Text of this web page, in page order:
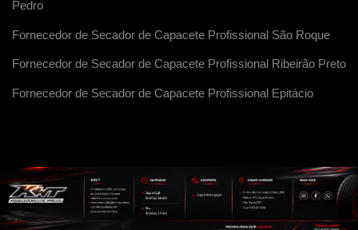
Pedro
Fornecedor de Secador de Capacete Profissional São Roque
Fornecedor de Secador de Capacete Profissional Ribeirão Preto
Fornecedor de Secador de Capacete Profissional Epitácio